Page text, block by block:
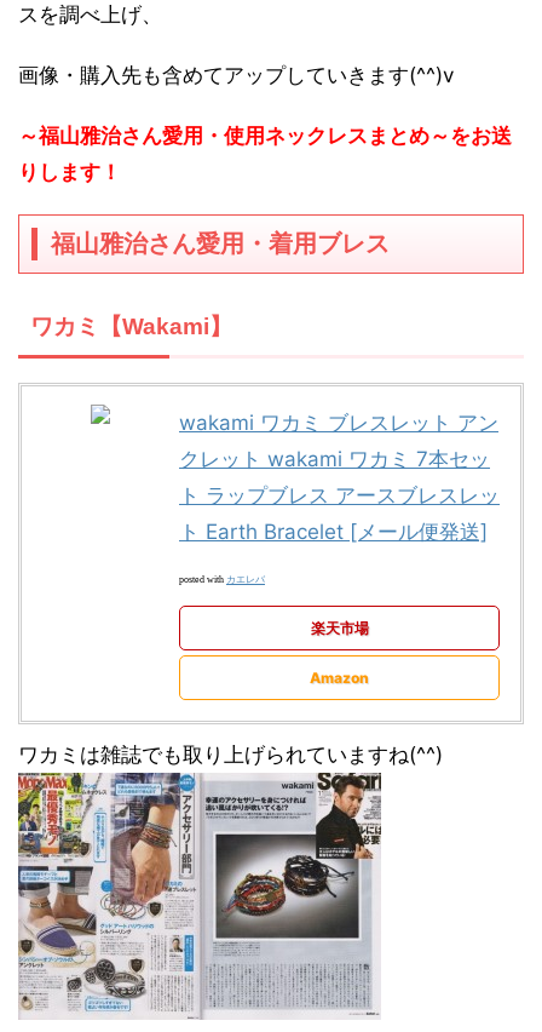
スを調べ上げ、
画像・購入先も含めてアップしていきます(^^)v
～福山雅治さん愛用・使用ネックレスまとめ～をお送
りします！
福山雅治さん愛用・着用ブレス
ワカミ【Wakami】
wakami ワカミ ブレスレット アン
クレット wakami ワカミ 7本セッ
ト ラップブレス アースブレスレッ
ト Earth Bracelet [メール便発送]
posted with カエレバ
楽天市場
Amazon
ワカミは雑誌でも取り上げられていますね(^^)